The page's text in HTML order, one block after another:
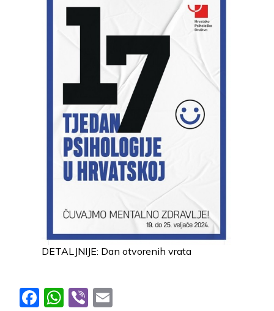
DETALJNIJE: Dan otvorenih vrata
Facebook
WhatsApp
Viber